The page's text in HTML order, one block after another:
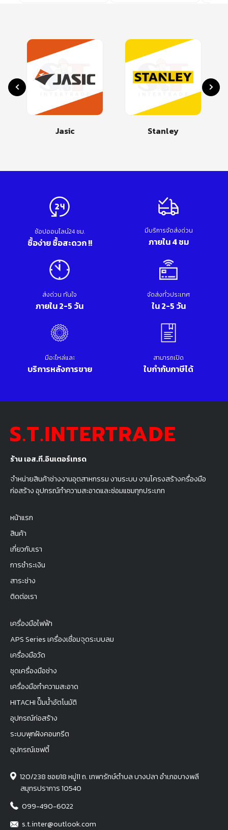
Jasic Stanley
ร้าน เอส.ที.อินเตอร์เทรด
จำหน่ายสินค้าช่างงานอุตสาหกรรม งานระบบ งานโครงสร้างครื่องมือ
ก่อสร้าง อุปกรณ์ทำความสะอาดและซ่อมแซมทุกประเภท
หน้าแรก
สินค้า
เกี่ยวกับเรา
การชำระเงิน
สาระช่าง
ติดต่อเรา
เครื่องมือไฟฟ้า
APS Series เครื่องเชื่อมจุดระบบลม
เครื่องมือวัด
ชุดเครื่องมือช่าง
เครื่องมือทำความสะอาด
HITACHI ปั๊มน้ำอัตโนมัติ
อุปกรณ์ก่อสร้าง
ระบบพุกฝังคอนกรีต
อุปกรณ์เซฟตี้
120/238 ซอย18 หมู่11 ถ. เทพารักษ์ตำบล บางปลา อำเภอบางพลี
สมุทรปราการ 10540
099-490-6022
s.t.inter@outlook.com
ช้อปออนไลน์24 ชม.
ซื้อง่าย ซื้อสะดวก !!
มีบริการจัดส่งด่วน
ภายใน 4 ชม
ส่งด่วน ทันใจ
ภายใน 2-5 วัน
จัดส่งทั่วประเทศ
ใน 2-5 วัน
มีอะไหล่และ
บริการหลังการขาย
สามารถเปิด
ใบกำกับภาษีได้